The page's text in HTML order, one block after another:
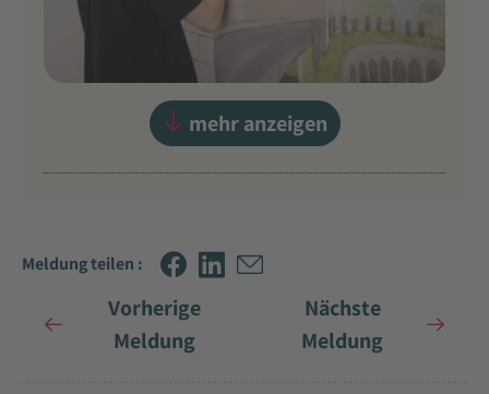
mehr anzeigen
Meldung teilen :
Vorherige
Meldung
Nächste
Meldung